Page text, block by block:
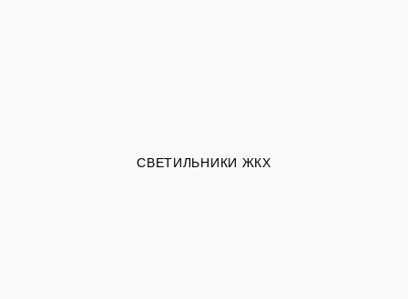
СВЕТИЛЬНИКИ ЖКХ